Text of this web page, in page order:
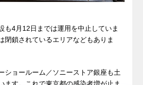
も4月12日までは運用を中止していま
閉鎖されているエリアなどもありま
ショールーム／ソニーストア銀座も土